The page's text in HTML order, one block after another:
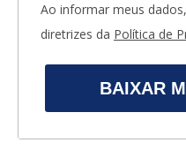
Ao informar meus
diretrizes da Política de
BAIXAR